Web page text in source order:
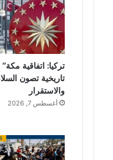
تركيا: اتفاقية
تاريخية تصون
والاستقرار
أغسطس 7, 2026